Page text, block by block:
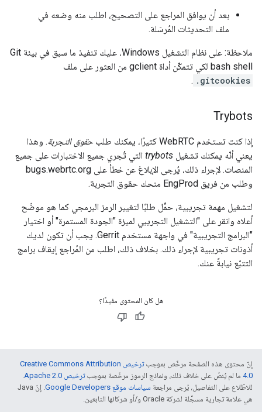
بعد أن يوافق المراجع على التصحيح، اطلب منه وضعه في
ملف التحديثات المُرسَلة.
ملاحظة: على نظام التشغيل Windows، عليك تنفيذ ما سبق في بيئة Git
bash shell لكي تتمكّن أداة gclient من العثور على ملف
.gitcookies
.
Trybots
إذا كنت تستخدم WebRTC كثيرًا، يمكنك طلب حقوق التجربة. وهذا
يعني أنّه يمكنك تشغيل trybots التي تُجري جميع الاختبارات على جميع
المنصات. لإجراء ذلك، يُرجى الإبلاغ عن خطأ على bugs.webrtc.org
وطلب من فريق EngProd منحك حقوق التجربة.
لتشغيل مهمة تجريبية، حمِّل طلبًا لتغيير الرمز البرمجي كما هو موضّح
أعلاه وانقر على "التشغيل التجريبي لميزة "الجودة المستمرة" أو اختيار
"البرامج التجريبية" في واجهة مستخدم Gerrit. يجب أن تكون لديك
أذونات تجريبية لإجراء ذلك. بخلاف ذلك، اطلب من المُراجع إيقاف برامج
التتبّع نيابةً عنك.
هل كان المحتوى مفيدًا؟
إنّ محتوى هذه الصفحة مرخّص بموجب
ترخيص Creative Commons Attribution
4.0‏ ما لم يُنصّ على خلاف ذلك، ونماذج الرموز مرخّصة بموجبترخيص Apache 2.0‏
.
للاطّلاع على التفاصيل، يُرجى مراجعة سياسات موقع Google Developers‏
. إنّ Java
هي علامة تجارية مسجَّلة لشركة Oracle و/أو شركائها التابعين.